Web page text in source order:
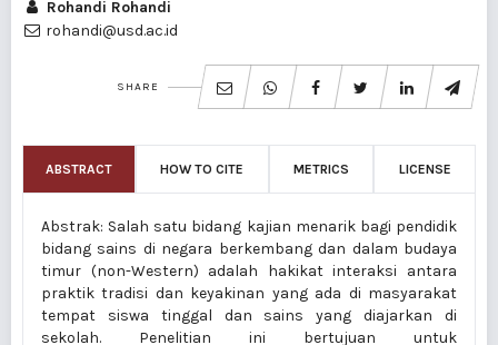
Rohandi Rohandi
rohandi@usd.ac.id
SHARE
ABSTRACT HOW TO CITE METRICS LICENSE
Abstrak: Salah satu bidang kajian menarik bagi pendidik
bidang sains di negara berkembang dan dalam budaya
timur (non-Western) adalah hakikat interaksi antara
praktik tradisi dan keyakinan yang ada di masyarakat
tempat siswa tinggal dan sains yang diajarkan di
sekolah. Penelitian ini bertujuan untuk